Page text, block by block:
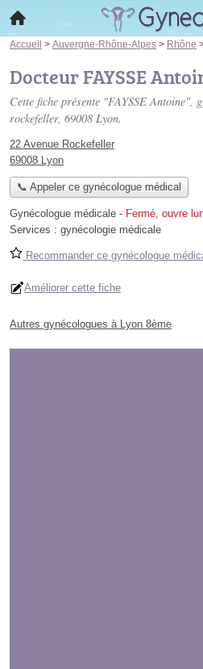
Accueil > Auvergne-Rhône-Alpes > Rhône
Docteur FAYSSE
Cette fiche présente "FAYSSE Antoine",
rockefeller, 69008 Lyon.
22 Avenue Rockefeller
69008 Lyon
📞 Appeler ce gynécologue médical
Gynécologue médicale - Fermé, ouvre
Services : gynécologie médicale
Recommander ce gynécologue
Améliorer cette fiche
Autres gynécologues à Lyon 8ème